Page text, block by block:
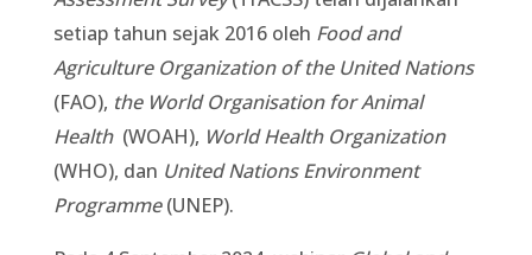
setiap tahun sejak 2016 oleh Food and
Agriculture Organization of the United Nations
(FAO), the World Organisation for Animal
Health(WOAH), World Health Organization
(WHO), dan United Nations Environment
Programme(UNEP).